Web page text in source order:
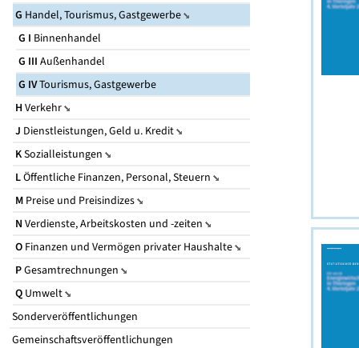
G Handel, Tourismus, Gastgewerbe
G I Binnenhandel
G III Außenhandel
G IVTourismus, Gastgewerbe
H Verkehr
J Dienstleistungen, Geld u. Kredit
KSozialleistungen
LÖffentliche Finanzen, Personal, Steuern
M Preise und Preisindizes
N Verdienste, Arbeitskosten und -zeiten
O Finanzen und Vermögen privater Haushalte
PGesamtrechnungen
Q Umwelt
Sonderveröffentlichungen
Gemeinschaftsveröffentlichungen